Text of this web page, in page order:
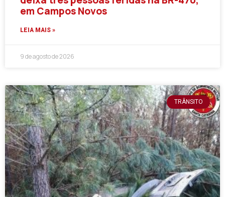
em Campos Novos
LEIA MAIS »
9 de agosto de 2026
TRÂNSITO